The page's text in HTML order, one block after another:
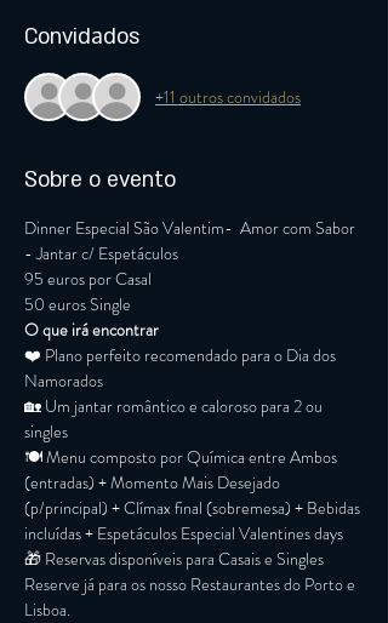
Convidados
+11 outros convidados
Sobre o evento
Dinner Especial São Valentim-  Amor com Sabor
- Jantar c/ Espetáculos
95 euros por Casal
50 euros Single
O que irá encontrar
❤️ Plano perfeito recomendado para o Dia dos
Namorados
🏡 Um jantar romântico e caloroso para 2 ou
singles
🍽️ Menu composto por Química entre Ambos
(entradas) + Momento Mais Desejado
(p/principal) + Clímax final (sobremesa) + Bebidas
incluídas + Espetáculos Especial Valentines days
🎁 Reservas disponíveis para Casais e Singles
Reserve já para os nosso Restaurantes do Porto e
Lisboa.